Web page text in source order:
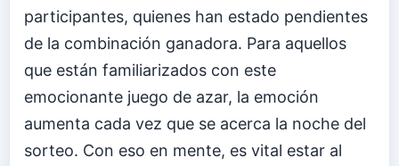
participantes, quienes han estado pendientes
de la combinación ganadora. Para aquellos
que están familiarizados con este
emocionante juego de azar, la emoción
aumenta cada vez que se acerca la noche del
sorteo. Con eso en mente, es vital estar al